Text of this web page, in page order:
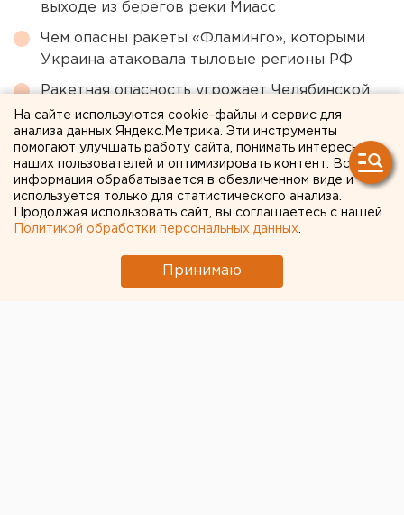
выходе из берегов реки Миасс
Чем опасны ракеты «Фламинго», которыми
Украина атаковала тыловые регионы РФ
Ракетная опасность угрожает Челябинской
области
← НОВОСТИ
20 ФЕВРАЛЯ 2020 В 11:16
ЕАНовости
Предприятие УГМК
На сайте используются cookie-файлы и сервис для
анализа данных Яндекс.Метрика. Эти инструменты
помогают улучшать работу сайта, понимать интересы
наших пользователей и оптимизировать контент. Вся
информация обрабатывается в обезличенном виде и
используется только для статистического анализа.
Продолжая использовать сайт, вы соглашаетесь с нашей
Политикой обработки персональных данных
Принимаю